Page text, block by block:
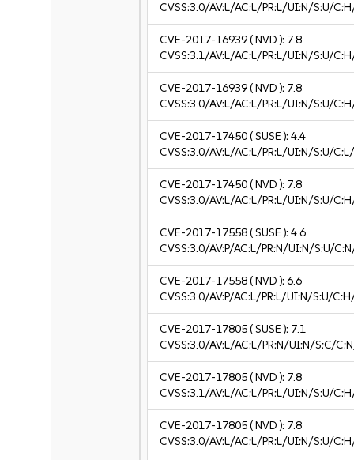
CVSS:3.0/AV:L/AC:L/PR:L/UI:N/S:U/
CVE-2017-16939( NVD ): 7.8
CVSS:3.1/AV:L/AC:L/PR:L/UI:N/S:U/
CVE-2017-16939( NVD ): 7.8
CVSS:3.0/AV:L/AC:L/PR:L/UI:N/S:U/
CVE-2017-17450( SUSE ):4.4
CVSS:3.0/AV:L/AC:L/PR:L/UI:N/S:U/
CVE-2017-17450( NVD ): 7.8
CVSS:3.0/AV:L/AC:L/PR:L/UI:N/S:U/
CVE-2017-17558( SUSE ):4.6
CVSS:3.0/AV:P/AC:L/PR:N/UI:N/S:U/
CVE-2017-17558( NVD ):6.6
CVSS:3.0/AV:P/AC:L/PR:L/UI:N/S:U/
CVE-2017-17805( SUSE ): 7.1
CVSS:3.0/AV:L/AC:L/PR:N/UI:N/S:C/
CVE-2017-17805( NVD ): 7.8
CVSS:3.1/AV:L/AC:L/PR:L/UI:N/S:U/
CVE-2017-17805( NVD ): 7.8
CVSS:3.0/AV:L/AC:L/PR:L/UI:N/S:U/